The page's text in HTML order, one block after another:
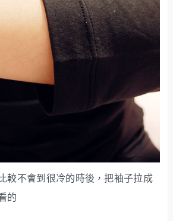
較不會到很冷的時後，把袖子拉成
的